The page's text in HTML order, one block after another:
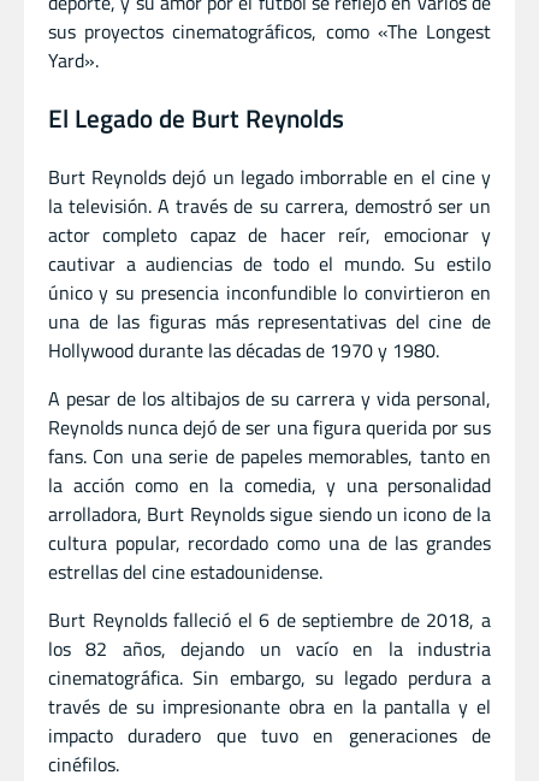
sus proyectos cinematográficos, como «The Longest
Yard».
El Legado de Burt Reynolds
Burt Reynolds dejó un legado imborrable en el cine y
la televisión. A través de su carrera, demostró ser un
actor completo capaz de hacer reír, emocionar y
cautivar a audiencias de todo el mundo. Su estilo
único y su presencia inconfundible lo convirtieron en
una de las figuras más representativas del cine de
Hollywood durante las décadas de 1970 y 1980.
A pesar de los altibajos de su carrera y vida personal,
Reynolds nunca dejó de ser una figura querida por sus
fans. Con una serie de papeles memorables, tanto en
la acción como en la comedia, y una personalidad
arrolladora, Burt Reynolds sigue siendo un icono de la
cultura popular, recordado como una de las grandes
estrellas del cine estadounidense.
Burt Reynolds falleció el 6 de septiembre de 2018, a
los 82 años, dejando un vacío en la industria
cinematográfica. Sin embargo, su legado perdura a
través de su impresionante obra en la pantalla y el
impacto duradero que tuvo en generaciones de
cinéfilos.